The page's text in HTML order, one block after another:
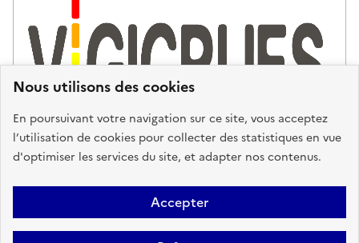
Nous utilisons des cookies
En poursuivant votre navigation sur ce site, vous acceptez
l’utilisation de cookies pour collecter des statistiques en vue
d'optimiser les services du site, et adapter nos contenus.
Accepter
Plan du site Accessibilité : partiellement conforme
Mentions
Légales
Données personnelles Gestion des cookies
FAQ